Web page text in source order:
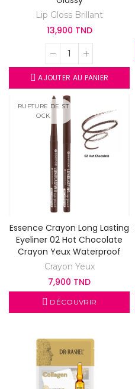
Lip Gloss Brillant
13,900 TND
AJOUTER AU PANIER
RUPTURE DE ST
OCK
Essence Crayon Long Lasting
Eyeliner 02 Hot Chocolate
Crayon Yeux Waterproof
Crayon Yeux
7,900 TND
DÉCOUVRIR